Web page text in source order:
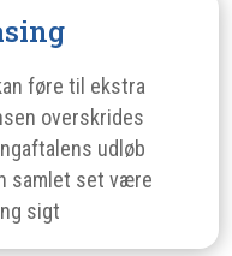
føre til ekstra
overskrides
udløb
samlet set være
sigt